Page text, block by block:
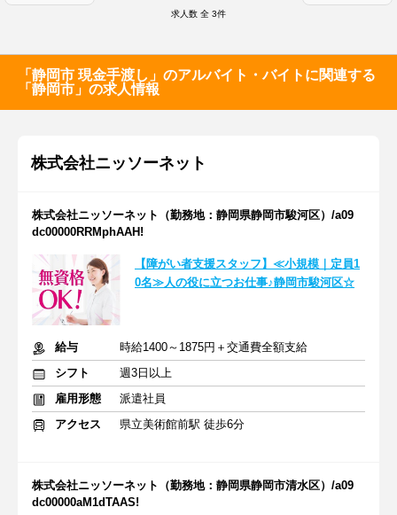
求人数 全 3件
「静岡市 現金手渡し」のアルバイト・バイトに関連する
「静岡市」の求人情報
株式会社ニッソーネット
株式会社ニッソーネット（勤務地：静岡県静岡市駿河区）/a09
dc00000RRMphAAH!
【障がい者支援スタッフ】≪小規模｜定員1
0名≫人の役に立つお仕事♪静岡市駿河区☆
給与
時給1400～1875円＋交通費全額支給
シフト
週3日以上
雇用形態
派遣社員
アクセス
県立美術館前駅 徒歩6分
株式会社ニッソーネット（勤務地：静岡県静岡市清水区）/a09
dc00000aM1dTAAS!